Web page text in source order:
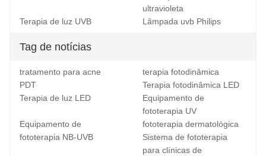
ultravioleta
Terapia de luz UVB
Lâmpada uvb Philips
Tag de notícias
tratamento para acne
terapia fotodinâmica
PDT
Terapia fotodinâmica LED
Terapia de luz LED
Equipamento de
fototerapia UV
Equipamento de
fototerapia NB-UVB
fototerapia dermatológica
Sistema de fototerapia
para clínicas de